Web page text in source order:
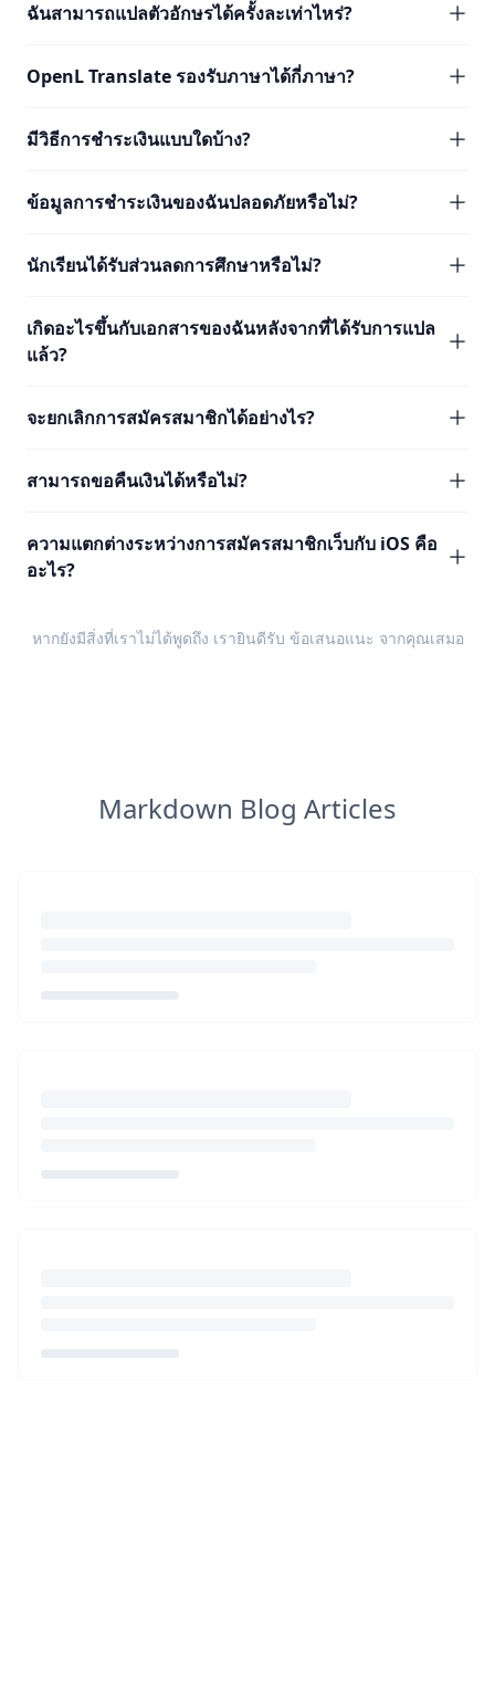
ฉันสามารถแปลตัวอักษรได้ครั้งละเท่าไหร่?
OpenL Translate รองรับภาษาได้กี่ภาษา?
มีวิธีการชำระเงินแบบใดบ้าง?
ข้อมูลการชำระเงินของฉันปลอดภัยหรือไม่?
นักเรียนได้รับส่วนลดการศึกษาหรือไม่?
เกิดอะไรขึ้นกับเอกสารของฉันหลังจากที่ได้รับการแปล
แล้ว?
จะยกเลิกการสมัครสมาชิกได้อย่างไร?
สามารถขอคืนเงินได้หรือไม่?
ความแตกต่างระหว่างการสมัครสมาชิกเว็บกับ iOS คือ
อะไร?
หากยังมีสิ่งที่เราไม่ได้พูดถึง เรายินดีรับ ข้อเสนอแนะ จากคุณเสมอ
Markdown Blog Articles